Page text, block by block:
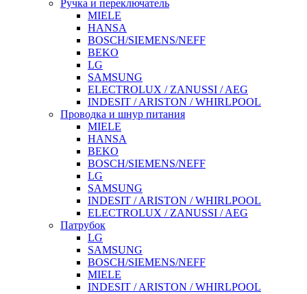
Ручка и переключатель
MIELE
HANSA
BOSCH/SIEMENS/NEFF
BEKO
LG
SAMSUNG
ELECTROLUX / ZANUSSI / AEG
INDESIT / ARISTON / WHIRLPOOL
Проводка и шнур питания
MIELE
HANSA
BEKO
BOSCH/SIEMENS/NEFF
LG
SAMSUNG
INDESIT / ARISTON / WHIRLPOOL
ELECTROLUX / ZANUSSI / AEG
Патрубок
LG
SAMSUNG
BOSCH/SIEMENS/NEFF
MIELE
INDESIT / ARISTON / WHIRLPOOL